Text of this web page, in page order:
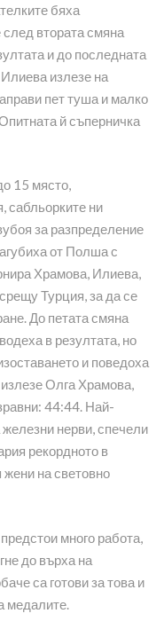
бяха
втората смяна
и до последната
излезе на
пет туша и малко
й съперничка
15 място,
сабльорките ни
за разпределение
от Полша с
Храмова, Илиева,
Турция, за да се
До петата смяна
в резултата, но
и поведоха
Олга Храмова,
44:44. Най-
железни нерви, спечели
рекордното в
жени на световно
много работа,
до върха на
са готови за това и
медалите.